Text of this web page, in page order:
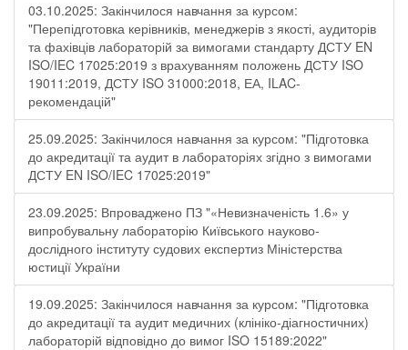
03.10.2025: Закінчилося навчання за курсом:
"Перепідготовка керівників, менеджерів з якості, аудиторів
та фахівців лабораторій за вимогами стандарту ДСТУ EN
ISO/IEC 17025:2019 з врахуванням положень ДСТУ ISO
19011:2019, ДСТУ ISO 31000:2018, ЕА, ILAC-
рекомендацій"
25.09.2025: Закінчилося навчання за курсом: "Підготовка
до акредитації та аудит в лабораторіях згідно з вимогами
ДСТУ EN ISO/IEC 17025:2019"
23.09.2025: Впроваджено ПЗ "«Невизначеність 1.6» у
випробувальну лабораторію Київського науково-
дослідного інституту судових експертиз Міністерства
юстиції України
19.09.2025: Закінчилося навчання за курсом: "Підготовка
до акредитації та аудит медичних (клініко-діагностичних)
лабораторій відповідно до вимог ISO 15189:2022"